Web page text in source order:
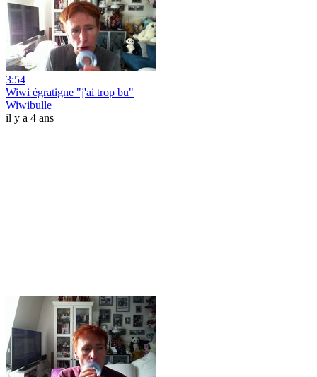
3:54
Wiwi égratigne "j'ai trop bu"
Wiwibulle
il y a 4 ans